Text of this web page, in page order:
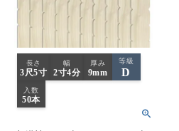
長さ
3尺5寸
幅
2寸4分
厚み
9mm
等級
D
入数
50本